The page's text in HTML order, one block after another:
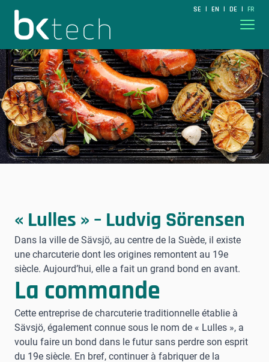
BKtech SE | EN | DE | FR
« Lulles » – Ludvig Sörensen
Dans la ville de Sävsjö, au centre de la Suède, il existe
une charcuterie dont les origines remontent au 19e
siècle. Aujourd’hui, elle a fait un grand bond en avant.
La commande
Cette entreprise de charcuterie traditionnelle établie à
Sävsjö, également connue sous le nom de « Lulles », a
voulu faire un bond dans le futur sans perdre son esprit
du 19e siècle. En bref, continuer à fabriquer de la